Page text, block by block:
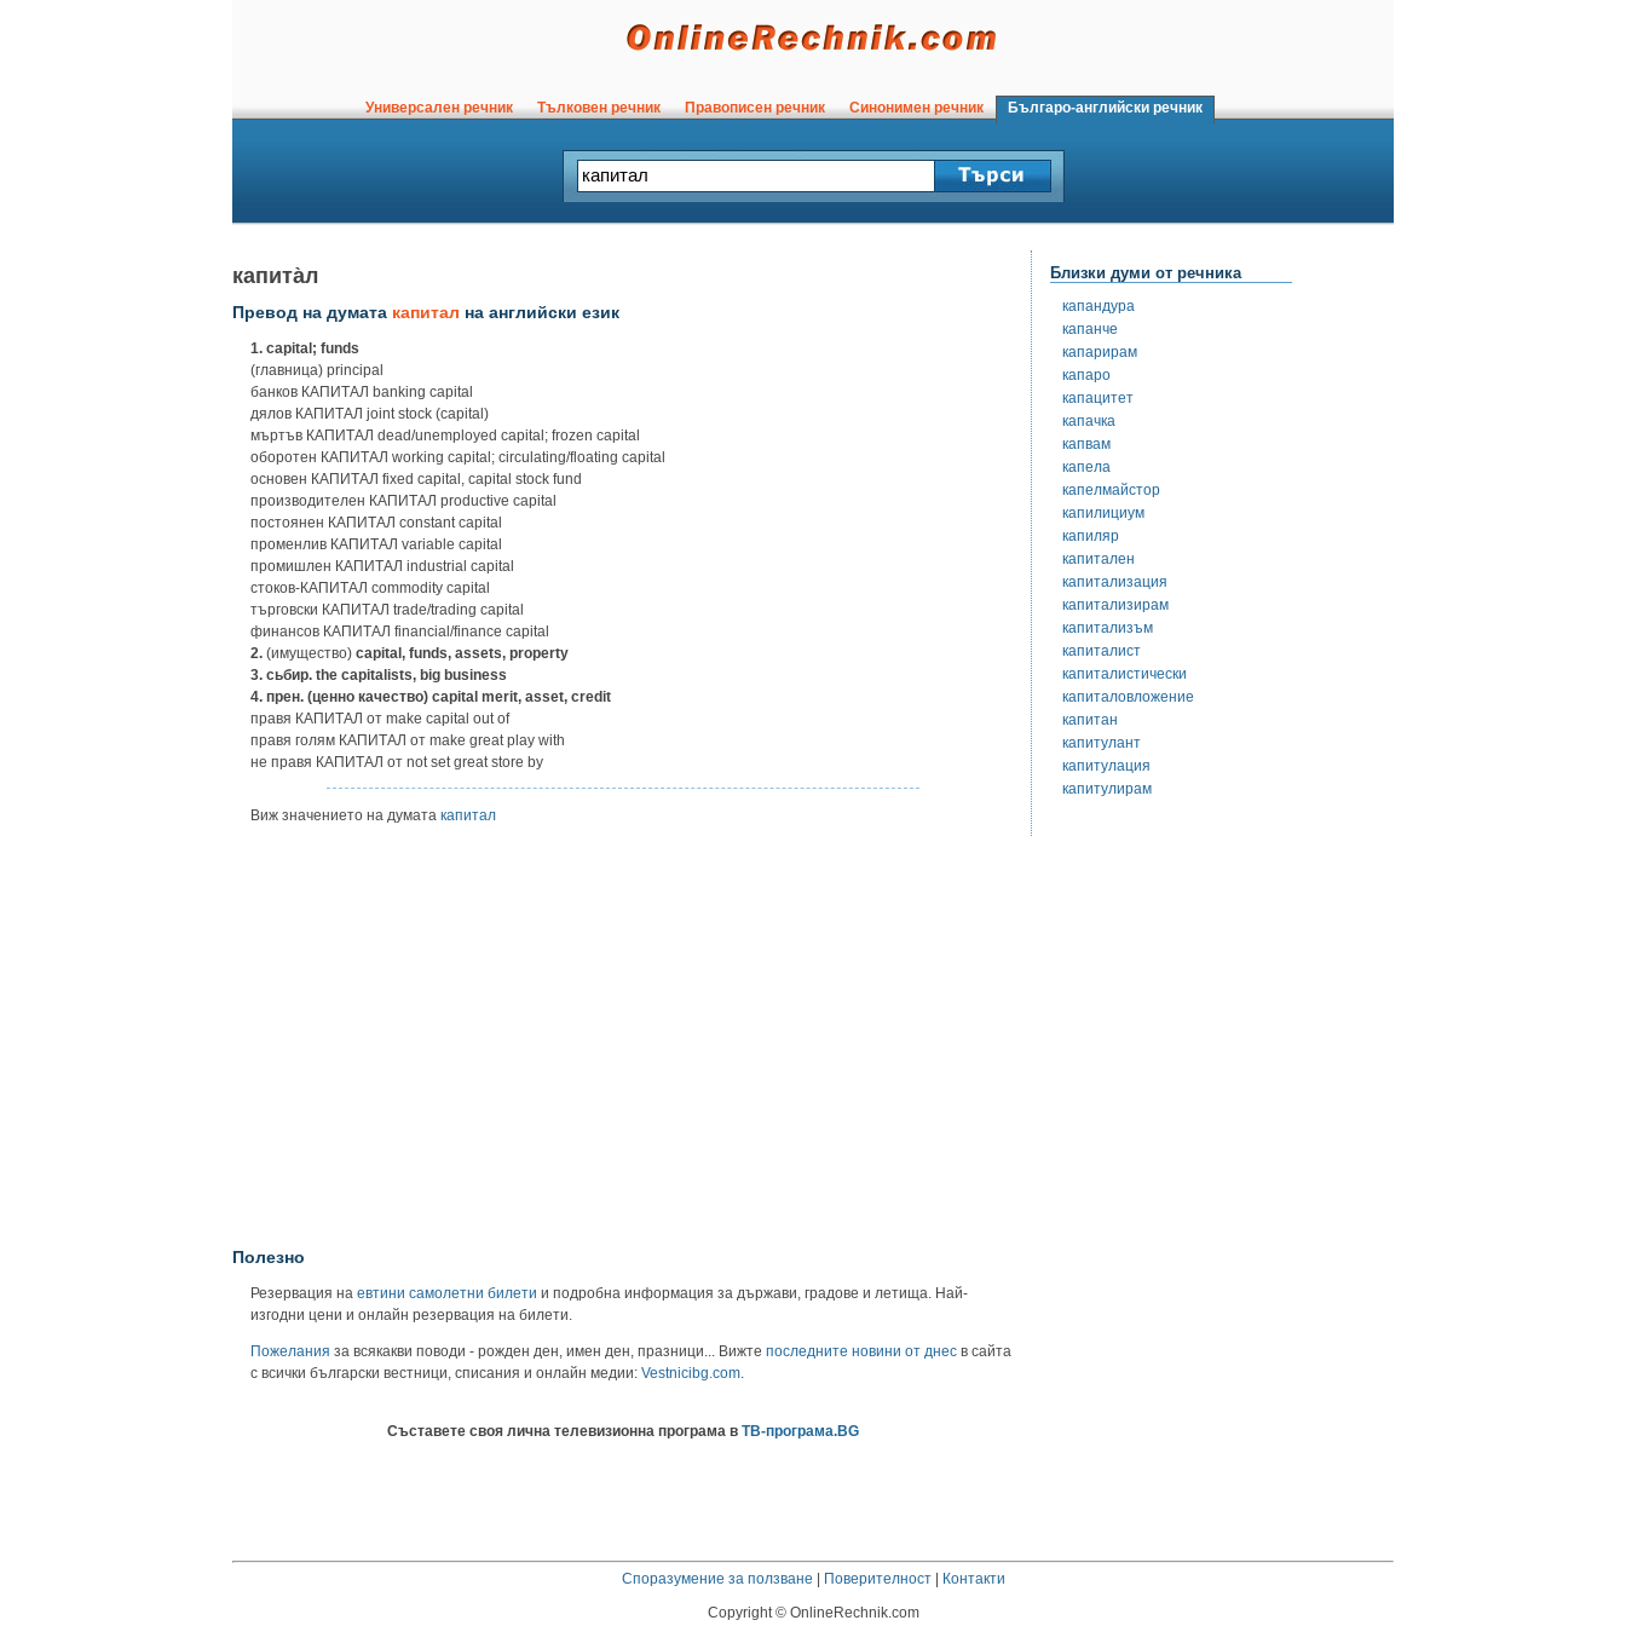
Универсален речник Тълковен речник Правописен речник Синонимен речник Българо-английски речник
капита̀л
Превод на думата капитал на английски език
1. capital; funds
(главница) principal
банков КАПИТАЛ banking capital
дялов КАПИТАЛ joint stock (capital)
мъртъв КАПИТАЛ dead/unemployed capital; frozen capital
оборотен КАПИТАЛ working capital; circulating/floating capital
основен КАПИТАЛ fixed capital, capital stock fund
производителен КАПИТАЛ productive capital
постоянен КАПИТАЛ constant capital
променлив КАПИТАЛ variable capital
промишлен КАПИТАЛ industrial capital
стоков-КАПИТАЛ commodity capital
търговски КАПИТАЛ trade/trading capital
финансов КАПИТАЛ financial/finance capital
2. (имущество) capital, funds, assets, property
3. сьбир. the capitalists, big business
4. прен. (ценно качество) capital merit, asset, credit
правя КАПИТАЛ от make capital out of
правя голям КАПИТАЛ от make great play with
не правя КАПИТАЛ от not set great store by
Виж значението на думата капитал
Полезно
Резервация на евтини самолетни билети и подробна информация за държави, градове и летища. Най-
изгодни цени и онлайн резервация на билети.
Пожелания за всякакви поводи - рожден ден, имен ден, празници... Вижте последните новини от днес в сайта
с всички български вестници, списания и онлайн медии: Vestnicibg.com
Съставете своя лична телевизионна програма в ТВ-програма.BG
Близки думи от речника
капандура
капанче
капарирам
капаро
капацитет
капачка
капвам
капела
капелмайстор
капилициум
капиляр
капитален
капитализация
капитализирам
капитализъм
капиталист
капиталистически
капиталовложение
капитан
капитулант
капитулация
капитулирам
Споразумение за ползване | Поверителност| Контакти
Copyright © OnlineRechnik.com